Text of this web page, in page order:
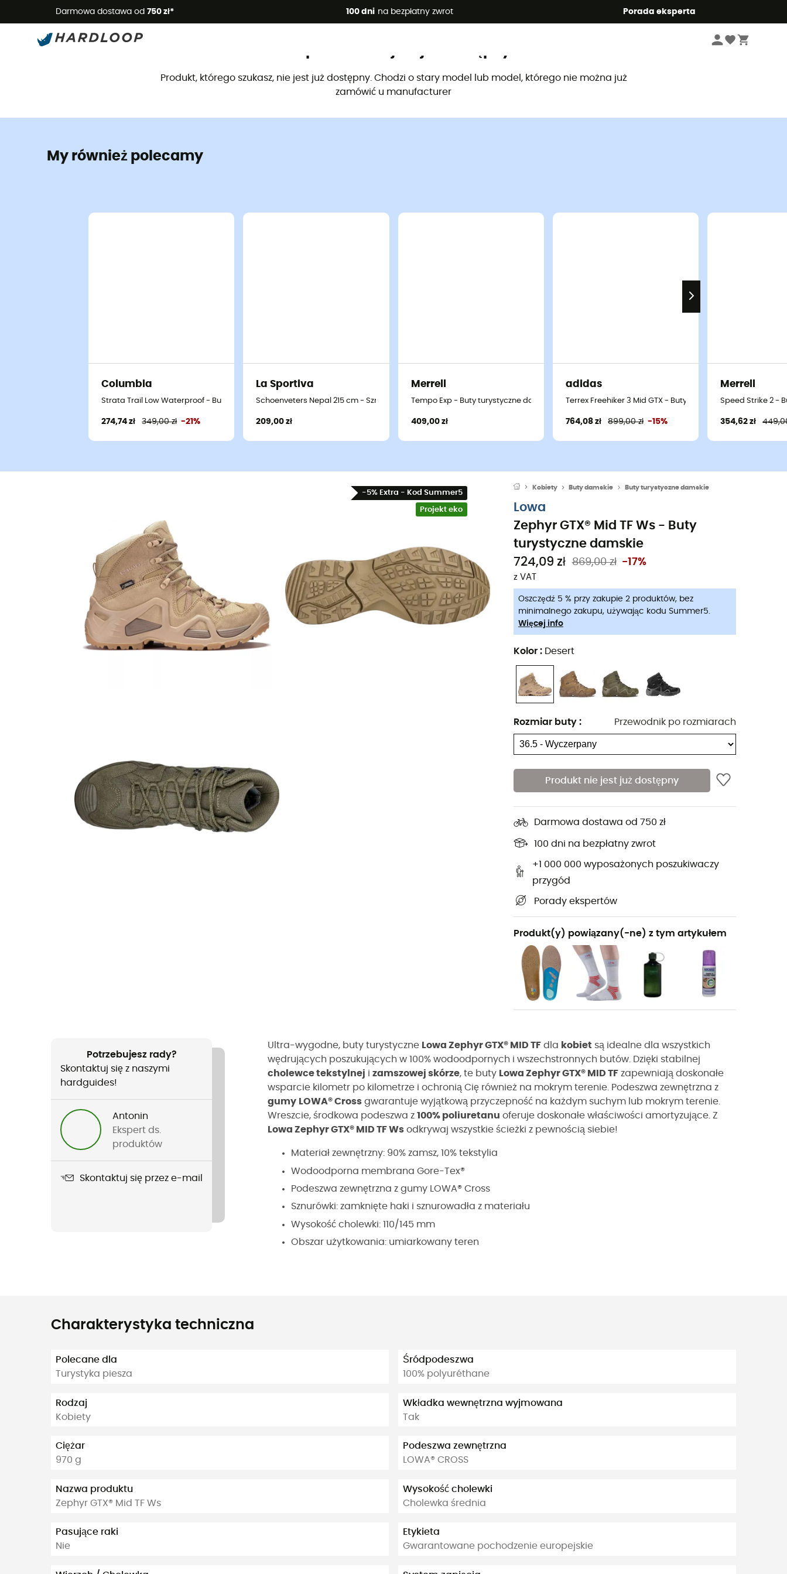
Darmowa dostawa od 750 zł* 100 dni na bezpłatny zwrot Porada eksperta
Letnie promocje 🔥 -5% DODATKOWO przy zakupie 2 produktów*, kod Summer5
Produkt, którego szukasz, nie jest już dostępny. Chodzi o stary model lub model, którego nie można już
zamówić u manufacturer
My również polecamy
Columbia
Strata Trail Low Waterproof - Buty turystyczne damskie
274,74 zł 349,00 zł -21%
La Sportiva
Schoenveters Nepal 215 cm - Sznurówki
209,00 zł
Merrell
Tempo Exp - Buty turystyczne damskie
409,00 zł
adidas
Terrex Freehiker 3 Mid GTX - Buty turystyczne damskie
764,08 zł 899,00 zł -15%
Merrell
Speed Strike 2 -
354,62 zł
-5% Extra - Kod Summer5
Projekt eko
Kobiety Buty damskie Buty turystyczne damskie
Lowa
Zephyr GTX® Mid TF Ws - Buty
turystyczne damskie
724,09 zł 869,00 zł -17%
z VAT
Oszczędź 5 % przy zakupie 2 produktów, bez
minimalnego zakupu, używając kodu Summer5.
Więcej info
Kolor : Desert
Rozmiar buty : Przewodnik po rozmiarach
Produkt nie jest już dostępny
Darmowa dostawa od 750 zł
100 dni na bezpłatny zwrot
+1 000 000 wyposażonych poszukiwaczy
przygód
Porady ekspertów
Produkt(y) powiązany(-ne) z tym artykułem
Potrzebujesz rady?
Skontaktuj się z naszymi
hardguides!
Antonin
Ekspert ds.
produktów
Skontaktuj się przez e-mail
Ultra-wygodne, buty turystyczne Lowa Zephyr GTX® MID TF dla kobiet są idealne dla wszystkich
wędrujących poszukujących w 100% wodoodpornych i wszechstronnych butów. Dzięki stabilnej
cholewce tekstylnej i zamszowej skórze, te buty Lowa Zephyr GTX® MID TF zapewniają doskonałe
wsparcie kilometr po kilometrze i ochronią Cię również na mokrym terenie. Podeszwa zewnętrzna z
gumy LOWA® Cross gwarantuje wyjątkową przyczepność na każdym suchym lub mokrym terenie.
Wreszcie, środkowa podeszwa z 100% poliuretanu oferuje doskonałe właściwości amortyzujące. Z
Lowa Zephyr GTX® MID TF Ws odkrywaj wszystkie ścieżki z pewnością siebie!
Materiał zewnętrzny: 90% zamsz, 10% tekstylia
Wodoodporna membrana Gore-Tex®
Podeszwa zewnętrzna z gumy LOWA® Cross
Sznurówki: zamknięte haki i sznurowadła z materiału
Wysokość cholewki: 110/145 mm
Obszar użytkowania: umiarkowany teren
Charakterystyka techniczna
Polecane dla
Turystyka piesza
Rodzaj
Kobiety
Ciężar
970 g
Nazwa produktu
Zephyr GTX® Mid TF Ws
Pasujące raki
Nie
Śródpodeszwa
100% polyuréthane
Wkładka wewnętrzna wyjmowana
Tak
Podeszwa zewnętrzna
LOWA® CROSS
Wysokość cholewki
Cholewka średnia
Etykieta
Gwarantowane pochodzenie europejskie